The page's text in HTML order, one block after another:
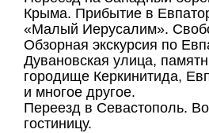
Крыма. Прибытие в
«Малый Иерусалим».
Обзорная экскурсия по
Дувановская улица,
городище Керкинитида,
и многое другое.
Переезд в Севастополь.
гостиницу.